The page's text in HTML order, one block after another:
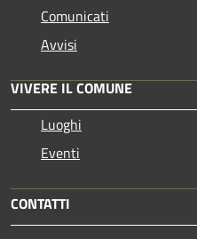
Comunicati
Avvisi
VIVERE IL COMUNE
Luoghi
Eventi
CONTATTI